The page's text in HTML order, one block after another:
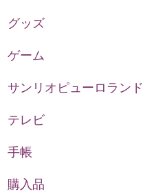
グッズ
ゲーム
サンリオピューロランド
テレビ
手帳
購入品